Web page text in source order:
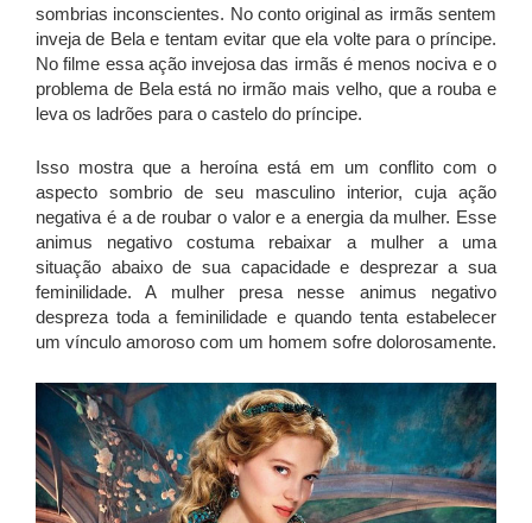
sombrias inconscientes. No conto original as irmãs sentem
inveja de Bela e tentam evitar que ela volte para o príncipe.
No filme essa ação invejosa das irmãs é menos nociva e o
problema de Bela está no irmão mais velho, que a rouba e
leva os ladrões para o castelo do príncipe.
Isso mostra que a heroína está em um conflito com o
aspecto sombrio de seu masculino interior, cuja ação
negativa é a de roubar o valor e a energia da mulher. Esse
animus negativo costuma rebaixar a mulher a uma
situação abaixo de sua capacidade e desprezar a sua
feminilidade. A mulher presa nesse animus negativo
despreza toda a feminilidade e quando tenta estabelecer
um vínculo amoroso com um homem sofre dolorosamente.